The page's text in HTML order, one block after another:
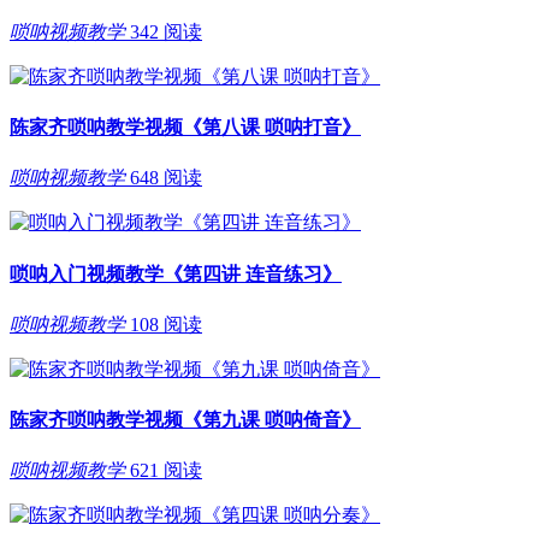
唢呐视频教学 342 阅读
陈家齐唢呐教学视频《第八课 唢呐打音》
唢呐视频教学 648 阅读
唢呐入门视频教学《第四讲 连音练习》
唢呐视频教学 108 阅读
陈家齐唢呐教学视频《第九课 唢呐倚音》
唢呐视频教学 621 阅读